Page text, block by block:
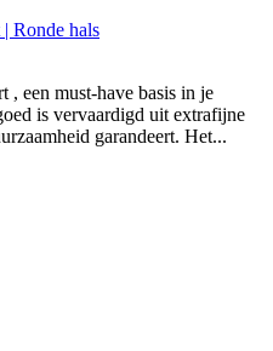
Ronde hals
een must-have basis in je
is vervaardigd uit extrafijne
garandeert. Het...